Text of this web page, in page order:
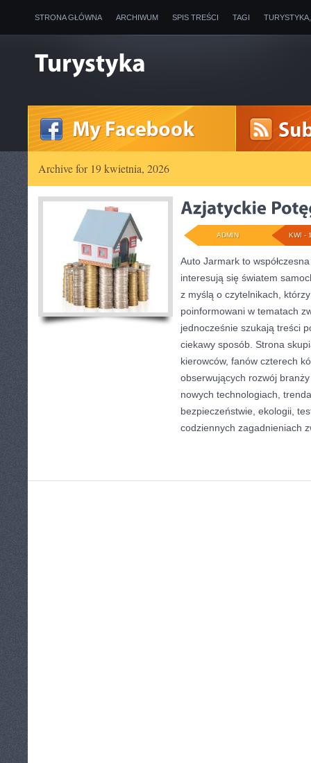
STRONA GŁÓWNA ARCHIWUM SPIS TREŚCI TAGI
Archive for 19 kwietnia, 2026
KWI -
ADMIN
Auto Jarmark to
interesują się światem
z myślą o czytelnikach,
poinformowani w tematach
jednocześnie szukają treści
ciekawy sposób. Strona
kierowców, fanów czterech
obserwujących rozwój
nowych technologiach,
bezpieczeństwie, ekologii,
codziennych zagadnieniach